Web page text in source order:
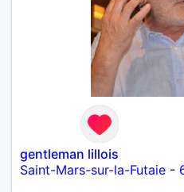
gentleman lillois
Saint-Mars-sur-la-Futaie -